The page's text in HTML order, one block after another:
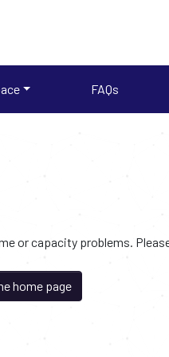
FAQs
or capacity problems.
home page